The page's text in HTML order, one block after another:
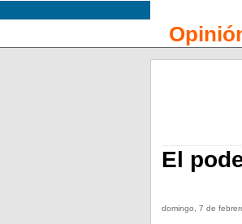
El
domingo, 7 de